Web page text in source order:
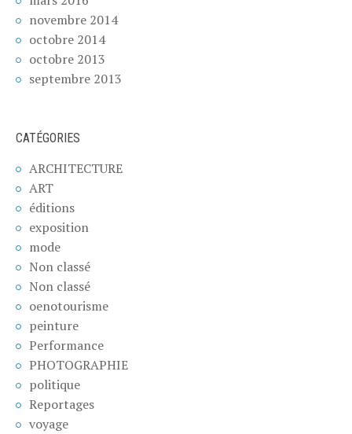
novembre 2014
octobre 2014
octobre 2013
septembre 2013
CATÉGORIES
ARCHITECTURE
ART
éditions
exposition
mode
Non classé
Non classé
oenotourisme
peinture
Performance
PHOTOGRAPHIE
politique
Reportages
voyage